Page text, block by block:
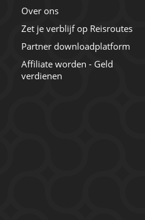
Over ons
Zet je verblijf op Reisroutes
Partner downloadplatform
Affiliate worden - Geld
verdienen